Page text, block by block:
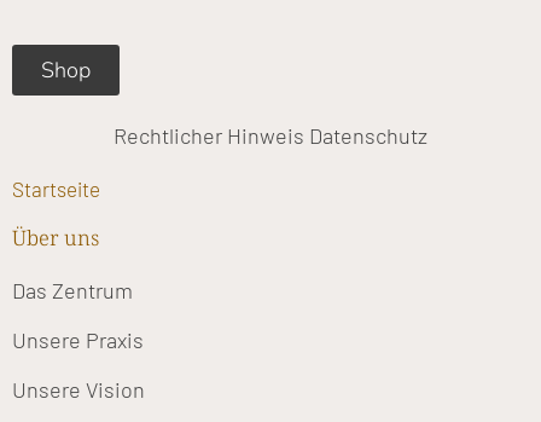
Shop
Rechtlicher Hinweis Datenschutz
Startseite
Über uns
Das Zentrum
Unsere Praxis
Unsere Vision